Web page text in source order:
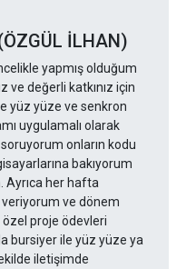
İLHAN)
yapmış olduğum
ve değerli katkınız için
yüz yüze ve senkron
uygulamalı olarak
onların kodu
bakıyorum
Ayrıca her hafta
ve dönem
proje ödevleri
bursiyer ile yüz yüze ya
iletişimde